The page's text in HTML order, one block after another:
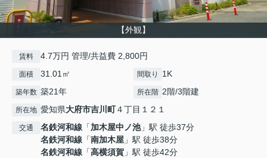
【外観】
賃料 4.7万円 管理/共益費 2,800円
面積 31.01㎡ 間取り 1K
築年数 築21年 所在階 2階/3階建
所在地 愛知県大府市吉川町４丁目１２１
交通 名鉄河和線 「加木屋中ノ池」駅 徒歩37分
名鉄河和線 「南加木屋 」駅 徒歩38分
名鉄河和線 「高横須賀 」駅 徒歩42分